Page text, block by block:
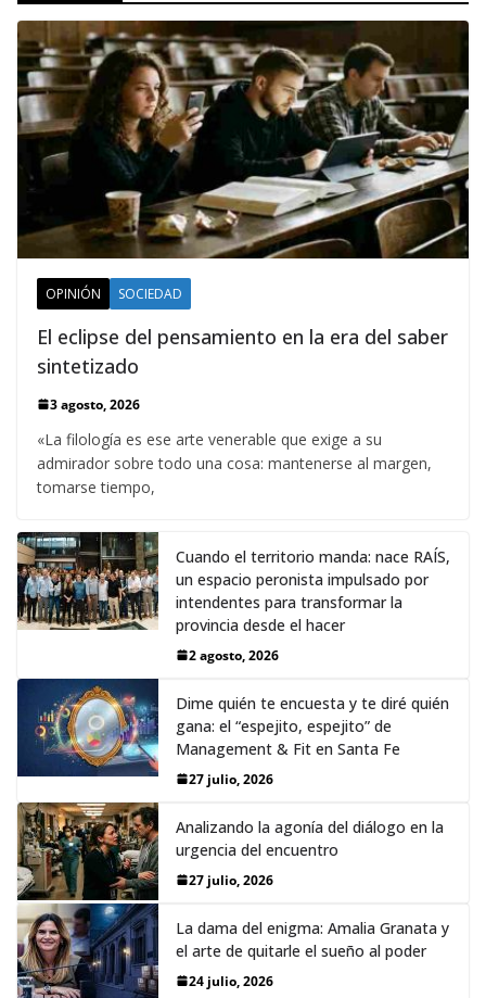
OPINIÓN SOCIEDAD
El eclipse del pensamiento en la era del saber
sintetizado
3 agosto, 2026
«La filología es ese arte venerable que exige a su
admirador sobre todo una cosa: mantenerse al margen,
tomarse tiempo,
Cuando el territorio manda: nace RAÍS,
un espacio peronista impulsado por
intendentes para transformar la
provincia desde el hacer
2 agosto, 2026
Dime quién te encuesta y te diré quién
gana: el “espejito, espejito” de
Management & Fit en Santa Fe
27 julio, 2026
Analizando la agonía del diálogo en la
urgencia del encuentro
27 julio, 2026
La dama del enigma: Amalia Granata y
el arte de quitarle el sueño al poder
24 julio, 2026